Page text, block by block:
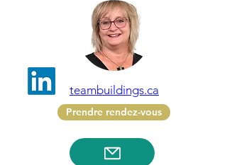
teambuildings.ca
Prendre rendez-vous